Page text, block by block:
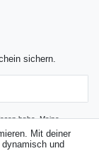
sichern.
habe. Meine
Mit deiner
und